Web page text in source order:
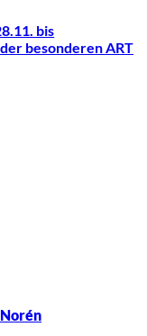
bis
besonderen ART